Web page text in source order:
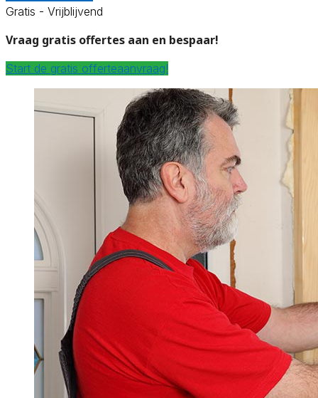
Gratis - Vrijblijvend
Vraag gratis offertes aan en bespaar!
Start de gratis offerteaanvraag!